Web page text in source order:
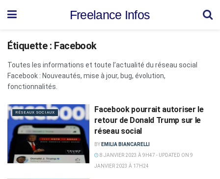
Freelance Infos
Étiquette : Facebook
Toutes les informations et toute l’actualité du réseau social
Facebook : Nouveautés, mise à jour, bug, évolution,
fonctionnalités.
RÉSEAUX SOCIAUX
Facebook pourrait autoriser le
retour de Donald Trump sur le
réseau social
BY EMILIA BIANCARELLI
8 JANVIER 2023 À 9H47 - UPDATED ON 9
JANVIER 2023 À 17H24